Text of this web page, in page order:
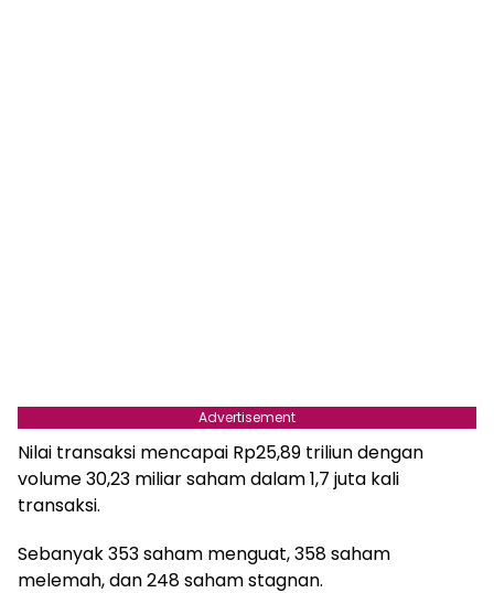
Advertisement
Nilai transaksi mencapai Rp25,89 triliun dengan
volume 30,23 miliar saham dalam 1,7 juta kali
transaksi.
Sebanyak 353 saham menguat, 358 saham
melemah, dan 248 saham stagnan.